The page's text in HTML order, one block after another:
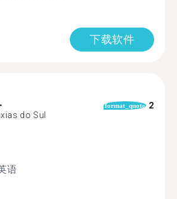
下载软件
do Sul
format_quote 2
语